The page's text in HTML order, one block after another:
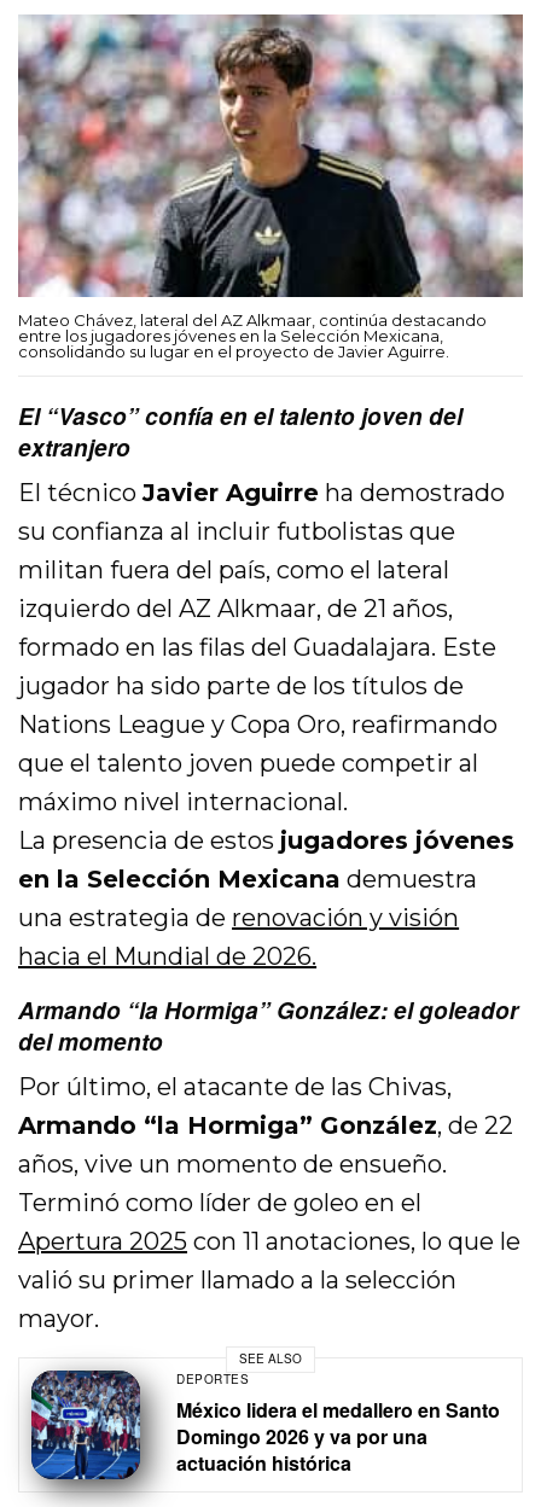
Mateo Chávez, lateral del AZ Alkmaar, continúa destacando
entre los jugadores jóvenes en la Selección Mexicana,
consolidando su lugar en el proyecto de Javier Aguirre.
El “Vasco” confía en el talento joven del
extranjero
El técnicoJavier Aguirre ha demostrado
su confianza al incluir futbolistas que
militan fuera del país, como el lateral
izquierdo del AZ Alkmaar, de 21 años,
formado en las filas del Guadalajara. Este
jugador ha sido parte de los títulos de
Nations League y Copa Oro, reafirmando
que el talento joven puede competir al
máximo nivel internacional.
La presencia de estos jugadores jóvenes
en la Selección Mexicana demuestra
una estrategia de renovación y visión
hacia el Mundial de 2026.
Armando “la Hormiga” González: el goleador
del momento
Por último, el atacante de las Chivas,
Armando “la Hormiga” González, de 22
años, vive un momento de ensueño.
Terminó como líder de goleo en el
Apertura 2025 con 11 anotaciones, lo que le
valió su primer llamado a la selección
mayor.
SEE ALSO
DEPORTES
México lidera el medallero en Santo
Domingo 2026 y va por una
actuación histórica